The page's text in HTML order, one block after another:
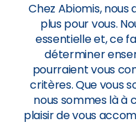
Chez Abiomis,
plus pour vous.
essentielle et, ce
déterminer
pourraient vous
critères. Que vous
nous sommes là à
plaisir de vous